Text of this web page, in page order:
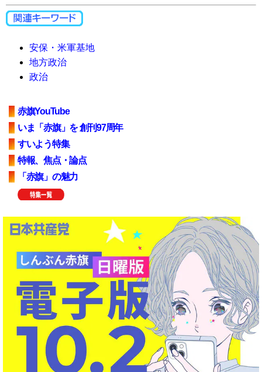
安保・米軍基地
地方政治
政治
赤旗YouTube
いま「赤旗」を 創刊97周年
すいよう特集
特報、焦点・論点
「赤旗」の魅力